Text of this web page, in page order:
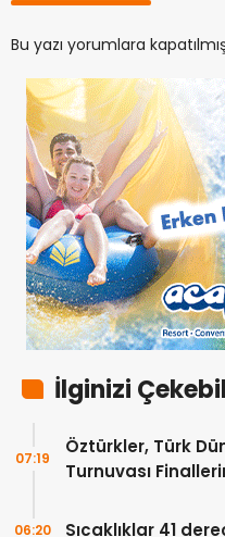
Bu yazı yorumlara
İlginizi
Öztürkler, Türk
Turnuvası
07:19
Sıcaklıklar 41
06:20